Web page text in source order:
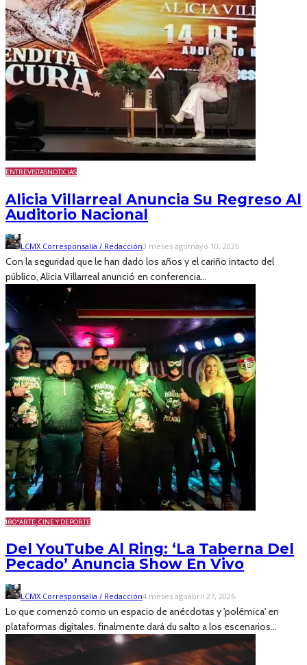
ENTREVISTASNOTICIAS
Alicia Villarreal Anuncia Su Regreso Al
Auditorio Nacional
LCMX Corresponsalía / Redacción3 meses agomayo 10, 2026
Con la seguridad que le han dado los años y el cariño intacto del
público, Alicia Villarreal anunció en conferencia...
180ºARTE, CINE Y DEPORTE
Del YouTube Al Ring: ‘La Taberna Del
Pecado’ Anuncia Show En Vivo
LCMX Corresponsalía / Redacción4 meses agoabril 27, 2026
Lo que comenzó como un espacio de anécdotas y 'polémica' en
plataformas digitales, finalmente dará du salto a los escenarios...